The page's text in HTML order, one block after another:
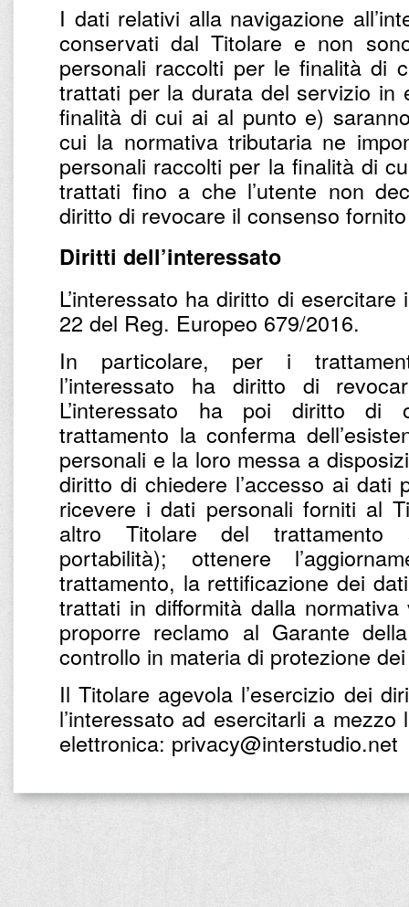
I dati relativi alla navigazione
conservati dal Titolare e non
personali raccolti per le finalità di
trattati per la durata del servizio in
finalità di cui ai al punto e)
cui la normativa tributaria ne
personali raccolti per la finalità di
trattati fino a che l’utente non
diritto di revocare il consenso
Diritti dell’interessato
L’interessato ha diritto di
22 del Reg. Europeo 679/2016.
In particolare, per i
l’interessato ha diritto di
L’interessato ha poi diritto di
trattamento la conferma
personali e la loro messa a
diritto di chiedere l’accesso ai dati
ricevere i dati personali forniti al
altro Titolare del trattamento
portabilità); ottenere
trattamento, la rettificazione dei
trattati in difformità dalla
proporre reclamo al Garante
controllo in materia di protezione
Il Titolare agevola l’esercizio dei
l’interessato ad esercitarli a
elettronica: privacy@interstudio.net